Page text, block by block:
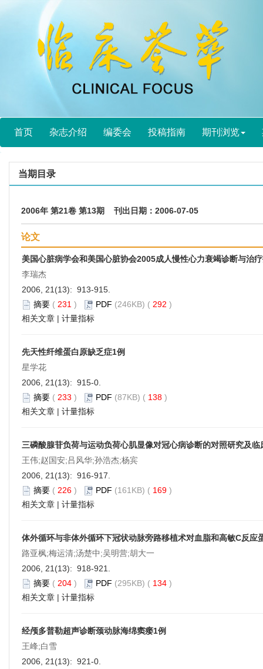
首页 杂志介绍 编委会 投稿指南 期刊浏览
当期目录
2006年 第21卷 第13期 刊出日期：2006-07-05
论文
美国心脏病学会和美国心脏协会2005成人慢性心力衰竭诊断与治
李瑞杰
2006, 21(13): 913-915.
摘要 ( 231 ) PDF (246KB) ( 292 )
相关文章 | 计量指标
先天性纤维蛋白原缺乏症1例
星学花
2006, 21(13): 915-0.
摘要 ( 233 ) PDF (87KB) ( 138 )
相关文章 | 计量指标
三磷酸腺苷负荷与运动负荷心肌显像对冠心病诊断的对照研究及临
王伟;赵国安;吕风华;孙浩杰;杨宾
2006, 21(13): 916-917.
摘要 ( 226 ) PDF (161KB) ( 169 )
相关文章 | 计量指标
体外循环与非体外循环下冠状动脉旁路移植术对血脂和高敏C反应
路亚枫;梅运清;汤楚中;吴明营;胡大一
2006, 21(13): 918-921.
摘要 ( 204 ) PDF (295KB) ( 134 )
相关文章 | 计量指标
经颅多普勒超声诊断颈动脉海绵窦瘘1例
王峰;白雪
2006, 21(13): 921-0.